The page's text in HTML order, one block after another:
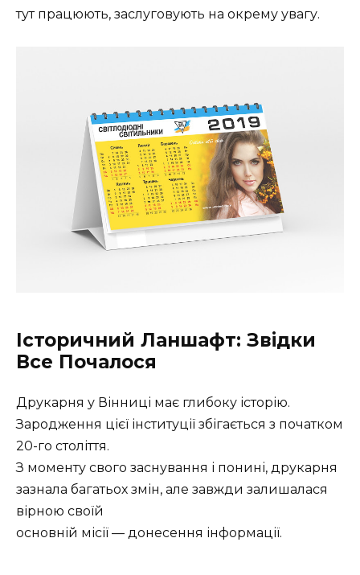
тут працюють, заслуговують на окрему увагу.
Історичний Ланшафт: Звідки
Все Почалося
Друкарня у Вінниці має глибоку історію.
Зародження цієї інституції збігається з початком
20-го століття.
З моменту свого заснування і понині, друкарня
зазнала багатьох змін, але завжди залишалася
вірною своїй
основній місії — донесення інформації.